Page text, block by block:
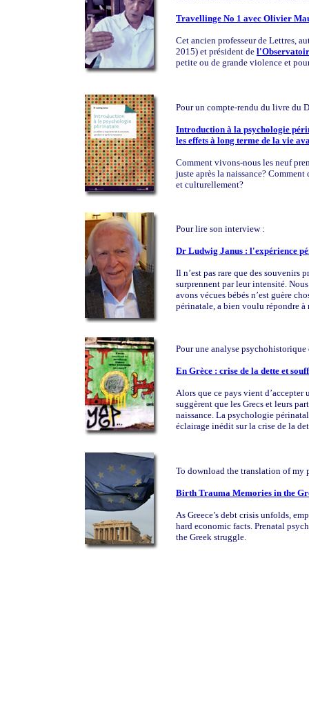
Travellinge No 1 avec Olivier
Cet ancien professeur de Lettres,
2015) et président de
petite ou de grande violence et
Pour un compte-rendu du livre du
Introduction à la psychologie
les effets à long terme de la vie
Comment vivons-nous les neuf
juste après la naissance?
et culturellement?
Pour lire son interview :
Dr Ludwig Janus : l'expérience
Il n’est pas rare que des souvenirs
surprennent par leur intensité.
avons vécues bébés n’est guère
périnatale, a bien voulu répondre à
Pour une analyse psychohistorique
En Grèce : crise de la dette et
Alors que ce pays vient d’accepter
suggèrent que les Grecs et leurs
naissance. La psychologie
éclairage inédit sur la crise de la
To download the translation of my
Birth Trauma Memories in the
As Greece’s debt crisis unfolds,
hard economic facts. Prenatal
the Greek struggle.